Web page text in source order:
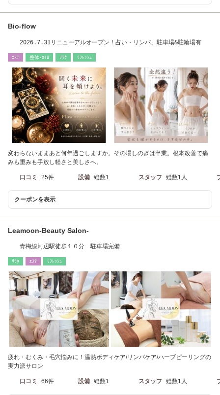
Bio-flow
2026.7.31リニューアルオープン！占い・リンパ、駐車場&駐輪場有
ｴｽﾃ 整体･ｶｲﾛ ﾘﾗｸ ﾘﾌﾚｯｼｭ
変わらないままあと何年過ごしますか。その場しのぎは卒業。根本改善で痛
みも重みも手放し軽さと美しさへ。
口コミ 25件 設備 総数1 スタッフ 総数1人
クーポンを表示
Leamoon-Beauty Salon-
青梅線河辺駅徒歩１０分 駐車場完備
ﾘﾗｸ ｴｽﾃ ﾘﾌﾚｯｼｭ
疲れ・むくみ・毛穴悩みに！温熱ボディケア/リンパケア/ハーブピーリングの
実力派サロン
口コミ 66件 設備 総数1 スタッフ 総数1人